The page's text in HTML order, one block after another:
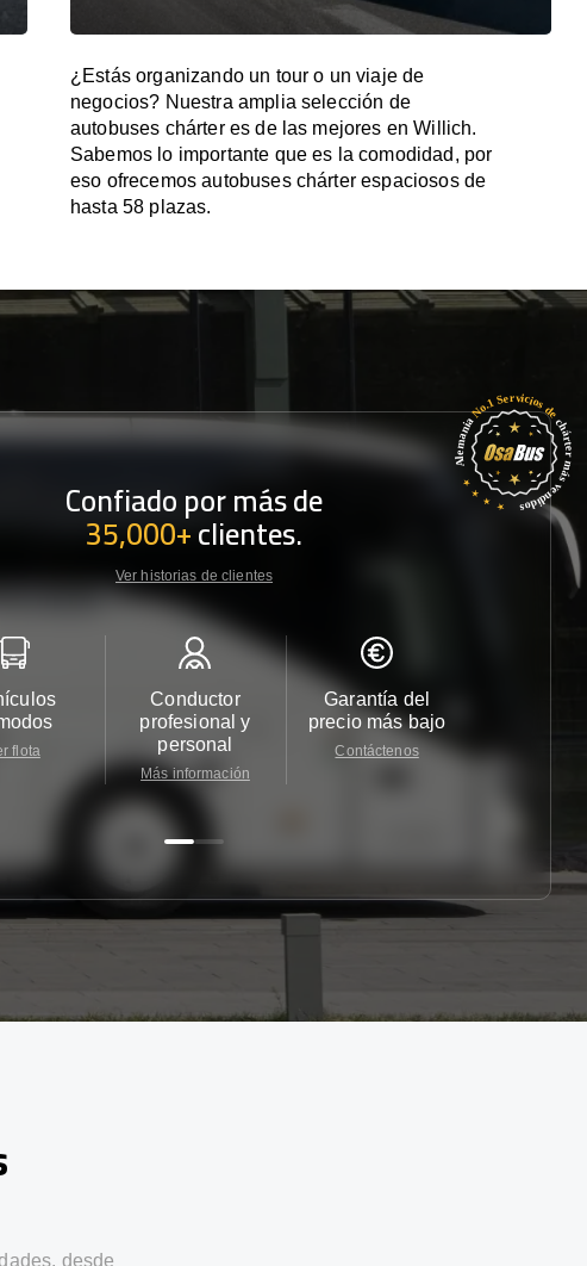
¿Estás organizando un tour o un viaje de
negocios? Nuestra amplia selección de
autobuses chárter es de las mejores en Willich.
Sabemos lo importante que es la comodidad, por
eso ofrecemos autobuses chárter espaciosos de
hasta 58 plazas.
Confiado por más de
35,000+clientes.
Ver historias de clientes
flota
Conductor
profesional y
personal
Más información
Garantía del
precio más bajo
Contáctenos
desde